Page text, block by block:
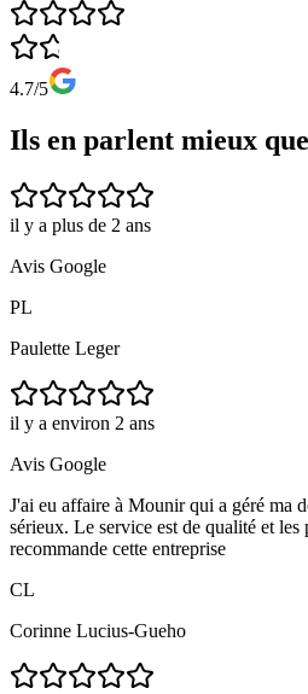
4.7/5
Ils en parlent mieux
il y a plus de 2 ans
Avis Google
PL
Paulette Leger
il y a environ 2 ans
Avis Google
J'ai eu affaire à Mounir qui a géré ma
sérieux. Le service est de qualité et les
recommande cette entreprise
CL
Corinne Lucius-Gueho